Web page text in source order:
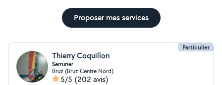
Proposer mes services
Particulier
Thierry Coquillon
Serrurier
Bruz (Bruz Centre Nord)
5/5 (202 avis)